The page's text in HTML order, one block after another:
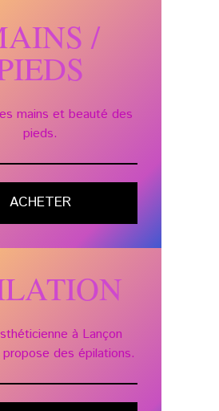
/
mains et beauté des
pieds.
ACHETER
à Lançon
des épilations.